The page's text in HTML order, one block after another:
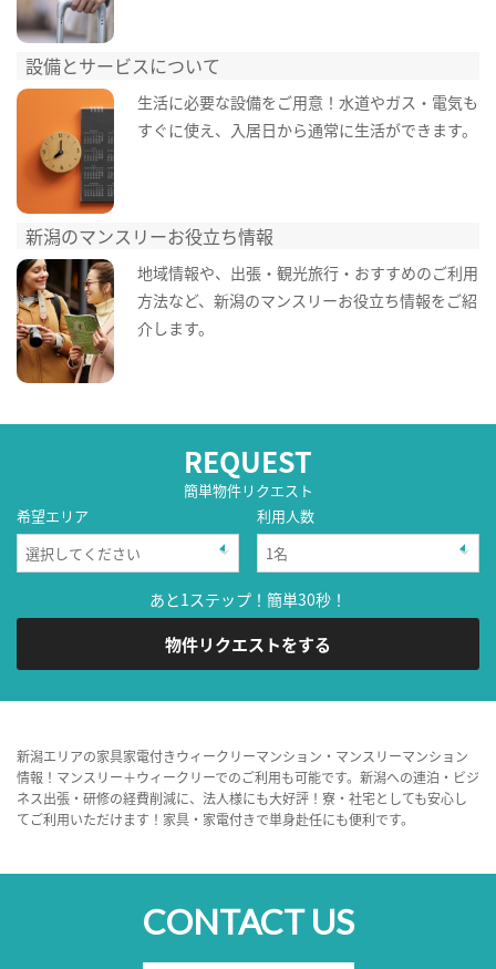
設備とサービスについて
生活に必要な設備をご用意！水道やガス・電気も
すぐに使え、入居日から通常に生活ができます。
新潟のマンスリーお役立ち情報
地域情報や、出張・観光旅行・おすすめのご利用
方法など、新潟のマンスリーお役立ち情報をご紹
介します。
REQUEST
簡単物件リクエスト
希望エリア
利用人数
あと1ステップ！簡単30秒！
物件リクエストをする
新潟エリアの家具家電付きウィークリーマンション・マンスリーマンション
情報！マンスリー＋ウィークリーでのご利用も可能です。新潟への連泊・ビジ
ネス出張・研修の経費削減に、法人様にも大好評！寮・社宅としても安心し
てご利用いただけます！家具・家電付きで単身赴任にも便利です。
CONTACT US